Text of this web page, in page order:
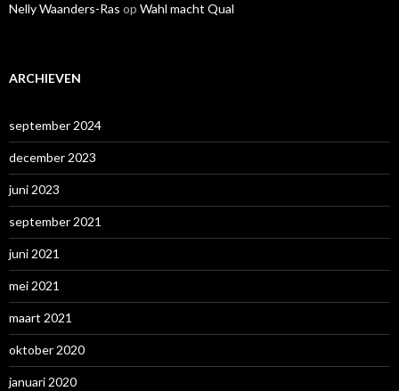
Nelly Waanders-Ras op Wahl macht Qual
ARCHIEVEN
september 2024
december 2023
juni 2023
september 2021
juni 2021
mei 2021
maart 2021
oktober 2020
januari 2020